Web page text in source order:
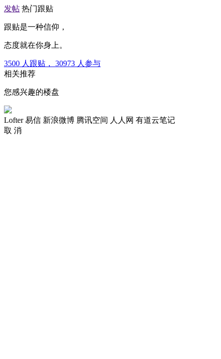
发帖 热门跟贴
跟贴是一种信仰，
态度就在你身上。
3500 人跟贴， 30973 人参与
相关推荐
您感兴趣的楼盘
Lofter 易信 新浪微博 腾讯空间 人人网 有道云笔记
取 消